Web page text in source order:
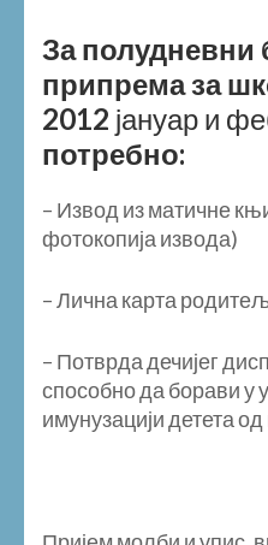
За полудневни
припрема за
2012 јануар и
потребно:
– Извод из матичне
фотокопија извода)
– Лична карта
– Потврда дечијег
способно да борави у
имунузацији детета